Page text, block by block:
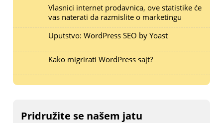
Vlasnici internet prodavnica, ove statistike će
vas naterati da razmislite o marketingu
Uputstvo: WordPress SEO by Yoast
Kako migrirati WordPress sajt?
Pridružite se našem jatu